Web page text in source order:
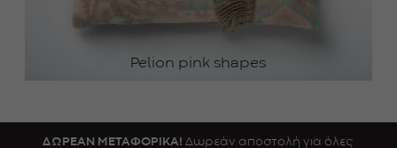
Pelion pink shapes
ΔΩΡΕΑΝ ΜΕΤΑΦΟΡΙΚΑ! Δωρεάν αποστολή για όλες